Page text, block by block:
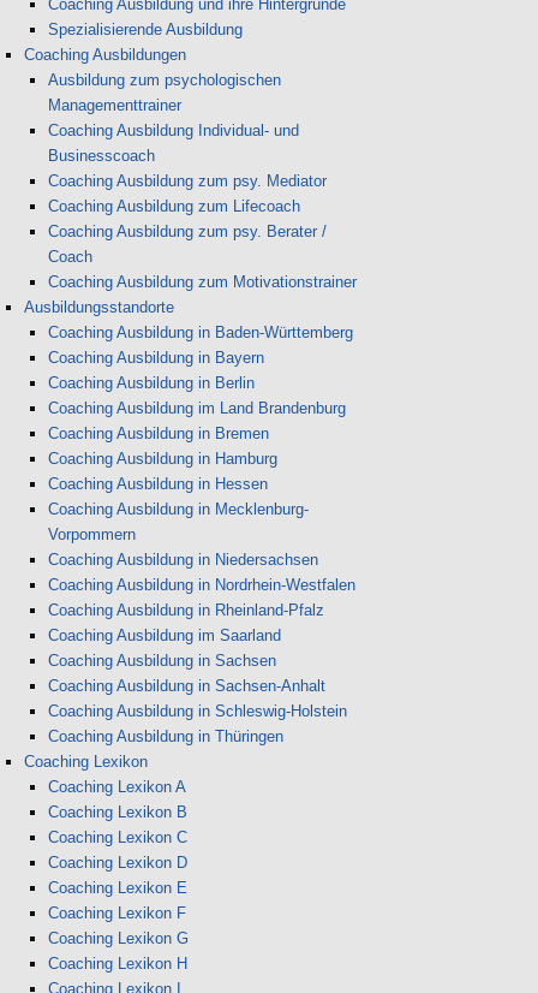
Coaching Ausbildung und ihre Hintergründe
Spezialisierende Ausbildung
Coaching Ausbildungen
Ausbildung zum psychologischen
Managementtrainer
Coaching Ausbildung Individual- und
Businesscoach
Coaching Ausbildung zum psy. Mediator
Coaching Ausbildung zum Lifecoach
Coaching Ausbildung zum psy. Berater /
Coach
Coaching Ausbildung zum Motivationstrainer
Ausbildungsstandorte
Coaching Ausbildung in Baden-Württemberg
Coaching Ausbildung in Bayern
Coaching Ausbildung in Berlin
Coaching Ausbildung im Land Brandenburg
Coaching Ausbildung in Bremen
Coaching Ausbildung in Hamburg
Coaching Ausbildung in Hessen
Coaching Ausbildung in Mecklenburg-
Vorpommern
Coaching Ausbildung in Niedersachsen
Coaching Ausbildung in Nordrhein-Westfalen
Coaching Ausbildung in Rheinland-Pfalz
Coaching Ausbildung im Saarland
Coaching Ausbildung in Sachsen
Coaching Ausbildung in Sachsen-Anhalt
Coaching Ausbildung in Schleswig-Holstein
Coaching Ausbildung in Thüringen
Coaching Lexikon
Coaching Lexikon A
Coaching Lexikon B
Coaching Lexikon C
Coaching Lexikon D
Coaching Lexikon E
Coaching Lexikon F
Coaching Lexikon G
Coaching Lexikon H
Coaching Lexikon I